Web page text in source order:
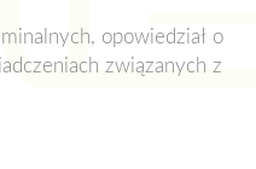
opowiedział o
związanych z